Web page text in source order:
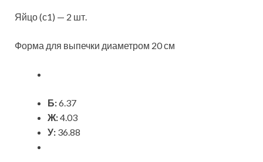
Яйцо (с1) — 2 шт.
Форма для выпечки диаметром 20 см
Б:6.37
Ж:4.03
У: 36.88